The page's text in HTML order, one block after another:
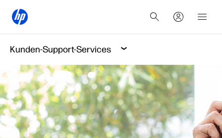
Kunden-Support-Services